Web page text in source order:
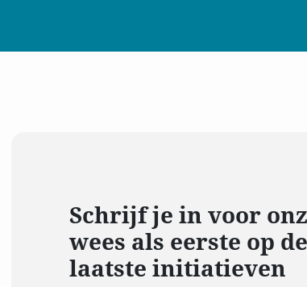
Schrijf je in voor
wees als eerste op
laatste initiatieven